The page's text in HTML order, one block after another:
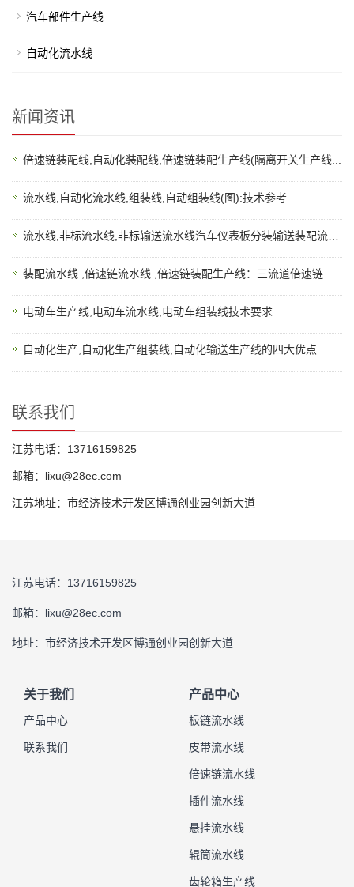
汽车部件生产线
自动化流水线
新闻资讯
倍速链装配线,自动化装配线,倍速链装配生产线(隔离开关生产线...
流水线,自动化流水线,组装线,自动组装线(图):技术参考
装配流水线 ,倍速链流水线 ,倍速链装配生产线：三流道倍速链...
电动车生产线,电动车流水线,电动车组装线技术要求
自动化生产,自动化生产组装线,自动化输送生产线的四大优点
联系我们
江苏电话：13716159825
邮箱：lixu@28ec.com
江苏地址：市经济技术开发区博通创业园创新大道
江苏电话：13716159825
邮箱：lixu@28ec.com
地址：市经济技术开发区博通创业园创新大道
关于我们
产品中心
联系我们
产品中心
板链流水线
皮带流水线
倍速链流水线
插件流水线
悬挂流水线
辊筒流水线
齿轮箱生产线